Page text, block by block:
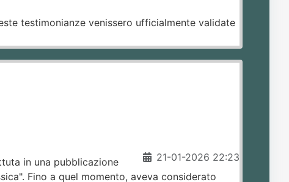
testimonianze venissero ufficialmente validate
21-01-2026 22:23
in una pubblicazione
Fino a quel momento, aveva considerato